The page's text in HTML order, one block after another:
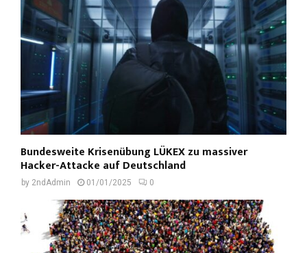
Bundesweite Krisenübung LÜKEX zu massiver
Hacker-Attacke auf Deutschland
by 2ndAdmin 01/01/2025 0